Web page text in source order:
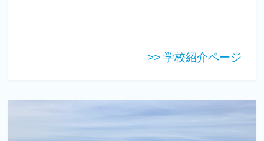
>> 学校紹介ページ